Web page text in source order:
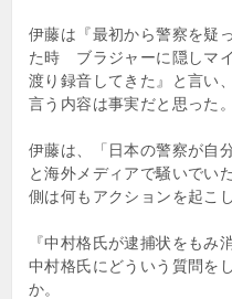
伊藤は『最初から警察を疑
た時 ブラジャーに隠しマ
渡り録音してきた』と言い
言う内容は事実だと思った。
伊藤は、「日本の警察が自
と海外メディアで騒いでい
側は何もアクションを起こ
『中村格氏が逮捕状をもみ
中村格氏にどういう質問を
か。